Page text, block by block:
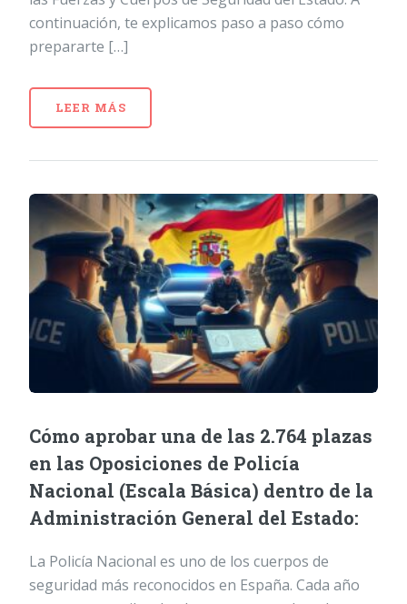
continuación, te explicamos paso a paso cómo
prepararte […]
LEER MÁS
Cómo aprobar una de las 2.764 plazas
en las Oposiciones de Policía
Nacional (Escala Básica) dentro de la
Administración General del Estado:
La Policía Nacional es uno de los cuerpos de
seguridad más reconocidos en España. Cada año